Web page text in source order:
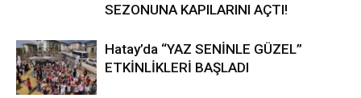
SEZONUNA KAPILARINI AÇTI!
Hatay’da “YAZ SENİNLE GÜZEL”
ETKİNLİKLERİ BAŞLADI